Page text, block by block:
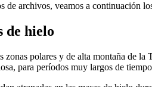
de archivos, veamos a continuación
de hielo
zonas polares y de alta montaña de
para períodos muy largos de